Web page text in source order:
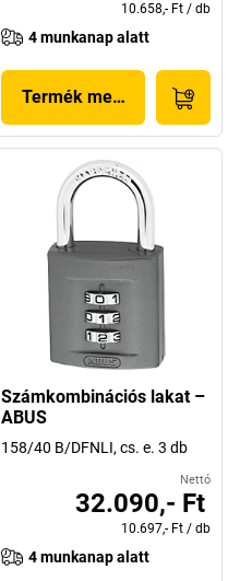
10.658,- Ft / db
4 munkanap alatt
Termék megjelenítése
Számkombinációs lakat –
ABUS
158/40 B/DFNLI, cs. e. 3 db
Nettó
32.090,- Ft
10.697,- Ft / db
4 munkanap alatt